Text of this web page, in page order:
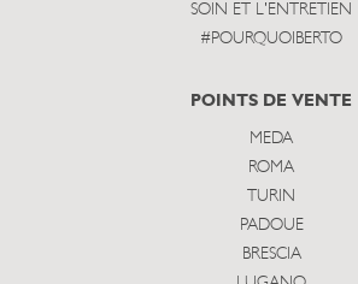
SOIN ET L'ENTRETIEN
#POURQUOIBERTO
POINTS DE VENTE
MEDA
ROMA
TURIN
PADOUE
BRESCIA